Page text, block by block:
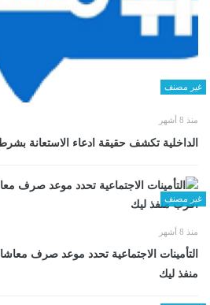
غير مصنف
منذ 8 أشهر
الداخلية تكشف حقيقة ادعاء الاستعانة
غير مصنف
منذ 8 أشهر
منفذ ليك